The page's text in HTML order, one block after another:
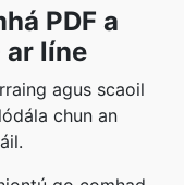
PDF a
ar líne
agus scaoil
chun an